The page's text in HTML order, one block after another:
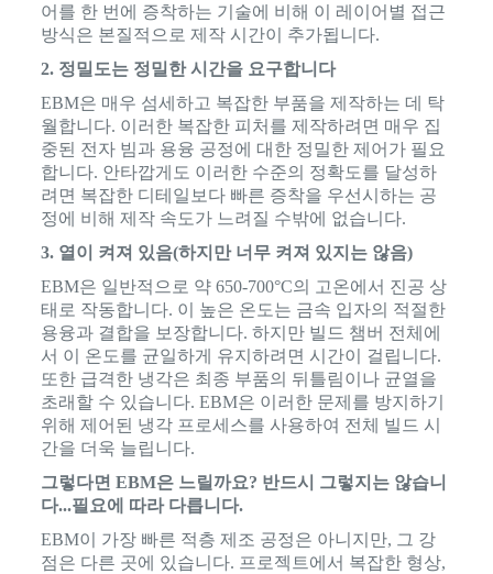
어를 한 번에 증착하는 기술에 비해 이 레이어별 접근
방식은 본질적으로 제작 시간이 추가됩니다.
2. 정밀도는 정밀한 시간을 요구합니다
EBM은 매우 섬세하고 복잡한 부품을 제작하는 데 탁
월합니다. 이러한 복잡한 피처를 제작하려면 매우 집
중된 전자 빔과 용융 공정에 대한 정밀한 제어가 필요
합니다. 안타깝게도 이러한 수준의 정확도를 달성하
려면 복잡한 디테일보다 빠른 증착을 우선시하는 공
정에 비해 제작 속도가 느려질 수밖에 없습니다.
3. 열이 켜져 있음(하지만 너무 켜져 있지는 않음)
EBM은 일반적으로 약 650-700°C의 고온에서 진공 상
태로 작동합니다. 이 높은 온도는 금속 입자의 적절한
용융과 결합을 보장합니다. 하지만 빌드 챔버 전체에
서 이 온도를 균일하게 유지하려면 시간이 걸립니다.
또한 급격한 냉각은 최종 부품의 뒤틀림이나 균열을
초래할 수 있습니다. EBM은 이러한 문제를 방지하기
위해 제어된 냉각 프로세스를 사용하여 전체 빌드 시
간을 더욱 늘립니다.
그렇다면 EBM은 느릴까요? 반드시 그렇지는 않습니
다...필요에 따라 다릅니다.
EBM이 가장 빠른 적층 제조 공정은 아니지만, 그 강
점은 다른 곳에 있습니다. 프로젝트에서 복잡한 형상,